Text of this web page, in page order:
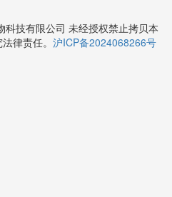
技有限公司 未经授权禁止拷贝本
律责任。 沪ICP备2024068266号